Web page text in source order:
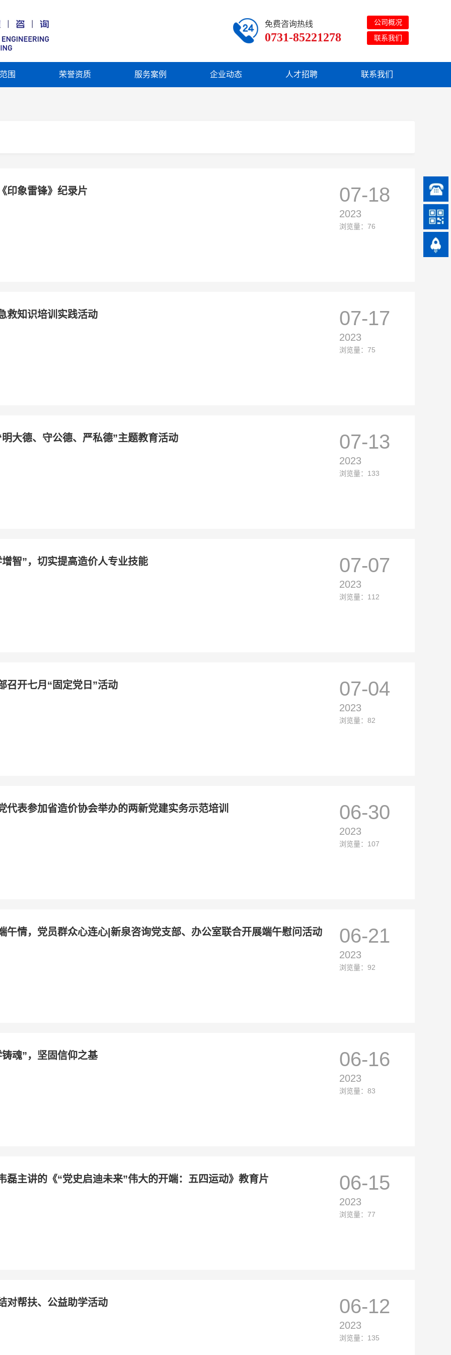
围 荣誉资质 服务案例 企业动态 人才招聘 联系我们
联系我们
公司概况
0731-85221278
免费咨询热线
07-18
2023
浏览量：76
印象雷锋》纪录片
07-17
2023
浏览量：75
救知识培训实践活动
07-13
2023
浏览量：133
明大德、守公德、严私德”主题教育活动
07-07
2023
浏览量：112
增智”，切实提高造价人专业技能
07-04
2023
浏览量：82
召开七月“固定党日”活动
06-30
2023
浏览量：107
代表参加省造价协会举办的两新党建实务示范培训
06-21
2023
浏览量：92
午情，党员群众心连心|新泉咨询党支部、办公室联合开展端午慰问活动
06-16
2023
浏览量：83
魂”，坚固信仰之基
06-15
2023
浏览量：77
磊主讲的《“党史启迪未来”伟大的开端：五四运动》教育片
06-12
2023
浏览量：135
对帮扶、公益助学活动